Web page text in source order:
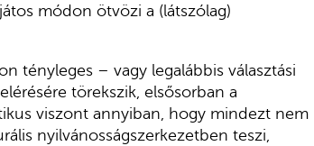
módon ötvözi a (látszólag)
tényleges – vagy legalábbis választási
törekszik, elsősorban a
viszont annyiban, hogy mindezt nem
nyilvánosságszerkezetben teszi,